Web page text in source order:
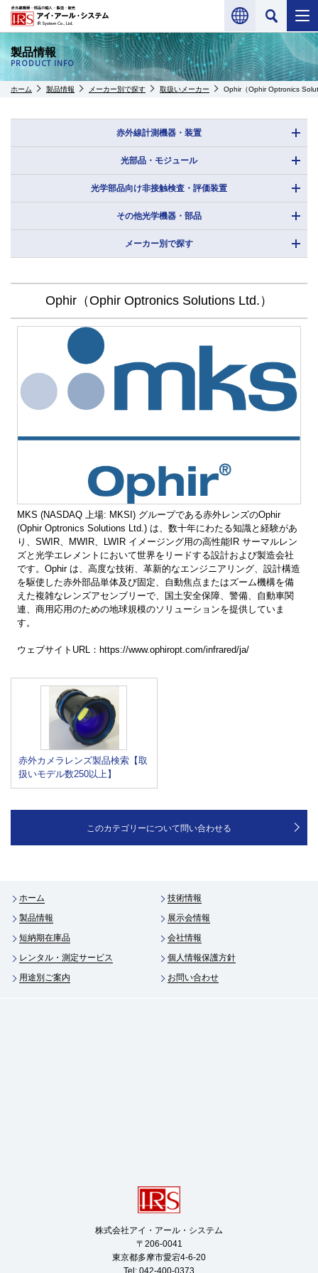
製品情報
PRODUCT INFO
ホーム 製品情報 メーカー別で探す 取扱いメーカー Ophir（Ophir Optronics
赤外線計測機器・装置
光部品・モジュール
光学部品向け非接触検査・評価装置
その他光学機器・部品
メーカー別で探す
Ophir（Ophir Optronics Solutions Ltd.）
MKS (NASDAQ 上場: MKSI) グループである赤外レンズのOphir
(Ophir Optronics Solutions Ltd.) は、数十年にわたる知識と経験があ
り、SWIR、MWIR、LWIR イメージング用の高性能IR サーマルレン
ズと光学エレメントにおいて世界をリードする設計および製造会社
です。Ophir は、高度な技術、革新的なエンジニアリング、設計構造
を駆使した赤外部品単体及び固定、自動焦点またはズーム機構を備
えた複雑なレンズアセンブリーで、国土安全保障、警備、自動車関
連、商用応用のための地球規模のソリューションを提供していま
す。
ウェブサイトURL：https://www.ophiropt.com/infrared/ja/
赤外カメラレンズ製品検索【取
扱いモデル数250以上】
このカテゴリーについて問い合わせる
ホーム
技術情報
製品情報
展示会情報
短納期在庫品
会社情報
レンタル・測定サービス
個人情報保護方針
用途別ご案内
お問い合わせ
株式会社アイ・アール・システム
〒206-0041
東京都多摩市愛宕4-6-20
Tel: 042-400-0373